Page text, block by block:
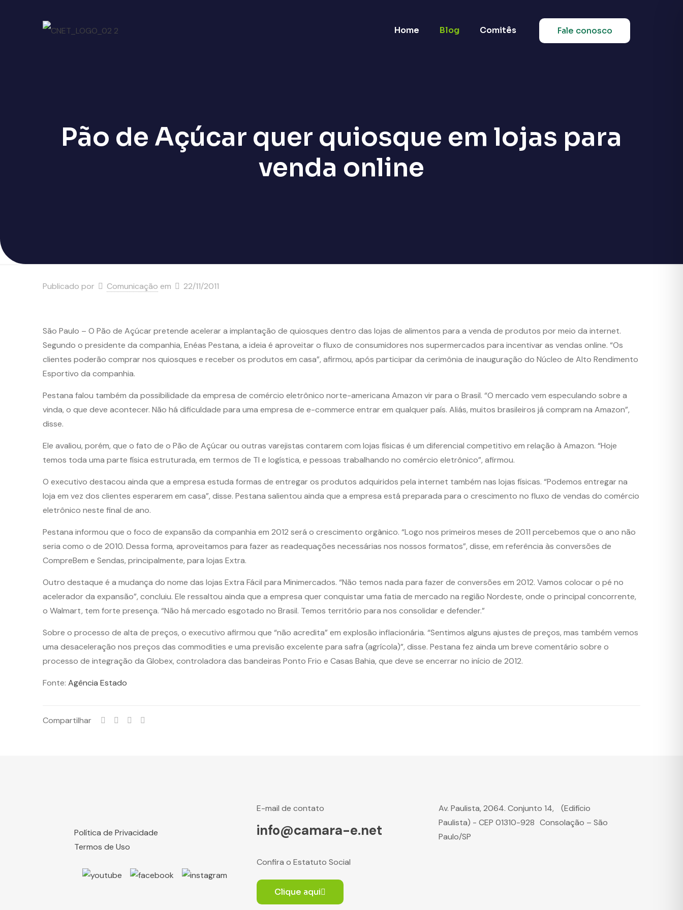
Home Blog Comitês Fale conosco
Pão de Açúcar quer quiosque em lojas para
venda online
Publicado por Comunicação em 22/11/2011
São Paulo – O Pão de Açúcar pretende acelerar a implantação de quiosques dentro das lojas de alimentos para a venda de produtos por meio da internet.
Segundo o presidente da companhia, Enéas Pestana, a ideia é aproveitar o fluxo de consumidores nos supermercados para incentivar as vendas online. “Os
clientes poderão comprar nos quiosques e receber os produtos em casa”, afirmou, após participar da cerimônia de inauguração do Núcleo de Alto Rendimento
Esportivo da companhia.
Pestana falou também da possibilidade da empresa de comércio eletrônico norte-americana Amazon vir para o Brasil. “O mercado vem especulando sobre a
vinda, o que deve acontecer. Não há dificuldade para uma empresa de e-commerce entrar em qualquer país. Aliás, muitos brasileiros já compram na Amazon”,
disse.
Ele avaliou, porém, que o fato de o Pão de Açúcar ou outras varejistas contarem com lojas físicas é um diferencial competitivo em relação à Amazon. “Hoje
temos toda uma parte física estruturada, em termos de TI e logística, e pessoas trabalhando no comércio eletrônico”, afirmou.
O executivo destacou ainda que a empresa estuda formas de entregar os produtos adquiridos pela internet também nas lojas físicas. “Podemos entregar na
loja em vez dos clientes esperarem em casa”, disse. Pestana salientou ainda que a empresa está preparada para o crescimento no fluxo de vendas do comércio
eletrônico neste final de ano.
Pestana informou que o foco de expansão da companhia em 2012 será o crescimento orgânico. “Logo nos primeiros meses de 2011 percebemos que o ano não
seria como o de 2010. Dessa forma, aproveitamos para fazer as readequações necessárias nos nossos formatos”, disse, em referência às conversões de
CompreBem e Sendas, principalmente, para lojas Extra.
Outro destaque é a mudança do nome das lojas Extra Fácil para Minimercados. “Não temos nada para fazer de conversões em 2012. Vamos colocar o pé no
acelerador da expansão”, concluiu. Ele ressaltou ainda que a empresa quer conquistar uma fatia de mercado na região Nordeste, onde o principal concorrente,
o Walmart, tem forte presença. “Não há mercado esgotado no Brasil. Temos território para nos consolidar e defender.”
Sobre o processo de alta de preços, o executivo afirmou que “não acredita” em explosão inflacionária. “Sentimos alguns ajustes de preços, mas também vemos
uma desaceleração nos preços das commodities e uma previsão excelente para safra (agrícola)”, disse. Pestana fez ainda um breve comentário sobre o
processo de integração da Globex, controladora das bandeiras Ponto Frio e Casas Bahia, que deve se encerrar no início de 2012.
Fonte: Agência Estado
Compartilhar
Política de Privacidade
Termos de Uso
E-mail de contato
info@camara-e.net
Confira o Estatuto Social
Clique aqui
Av. Paulista, 2064. Conjunto 14, (Edifício
Paulista) - CEP 01310-928 Consolação – São
Paulo/SP